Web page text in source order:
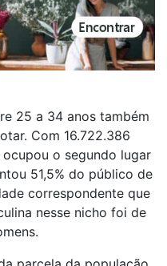
25 a 34 anos também
Com 16.722.386
o segundo lugar
51,5% do público de
correspondente que
nesse nicho foi de